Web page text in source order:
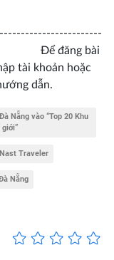
Để đăng bài
tài khoản hoặc
dẫn.
Nẵng vào “Top 20 Khu
Traveler
Nẵng